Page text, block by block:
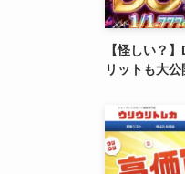
【怪しい？
リットも大公